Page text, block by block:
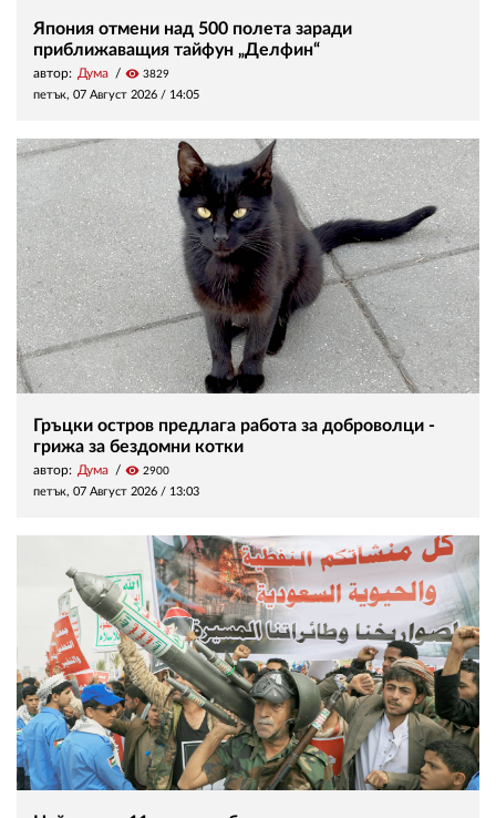
Япония отмени над 500 полета заради
приближаващия тайфун „Делфин“
автор: Дума visibility 3829
петък, 07 Август 2026 / 14:05
Гръцки остров предлага работа за доброволци -
грижа за бездомни котки
автор: Дума visibility 2900
петък, 07 Август 2026 / 13:03